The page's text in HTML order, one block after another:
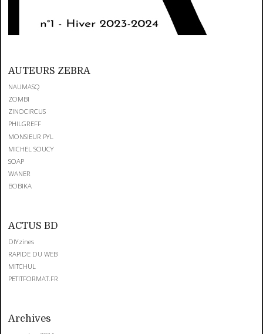
AUTEURS ZEBRA
NAUMASQ
ZOMBI
ZINOCIRCUS
PHILGREFF
MONSIEUR PYL
MICHEL SOUCY
SOAP
WANER
BOBIKA
ACTUS BD
DIYzines
RAPIDE DU WEB
MITCHUL
PETITFORMAT.FR
Archives